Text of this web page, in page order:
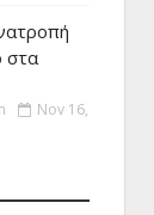
στα
Nov 16,